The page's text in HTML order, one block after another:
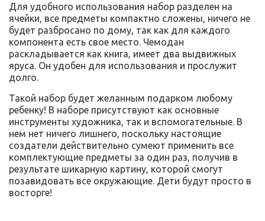
Для удобного использования набор разделен на
ячейки, все предметы компактно сложены, ничего не
будет разбросано по дому, так как для каждого
компонента есть свое место. Чемодан
раскладывается как книга, имеет два выдвижных
яруса. Он удобен для использования и прослужит
долго.
Такой набор будет желанным подарком любому
ребенку! В наборе присутствуют как основные
инструменты художника, так и вспомогательные. В
нем нет ничего лишнего, поскольку настоящие
создатели действительно сумеют применить все
комплектующие предметы за один раз, получив в
результате шикарную картину, которой смогут
позавидовать все окружающие. Дети будут просто в
восторге!